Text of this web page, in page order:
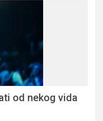
od nekog vida